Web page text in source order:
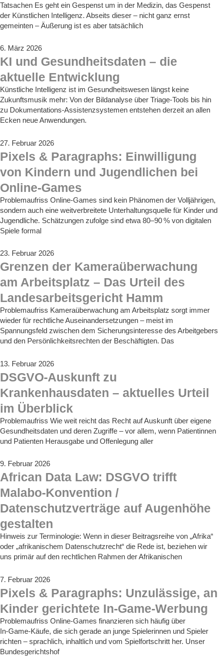
Tatsachen Es geht ein Gespenst um in der Medizin, das Gespenst
der Künstlichen Intelligenz. Abseits dieser – nicht ganz ernst
gemeinten – Äußerung ist es aber tatsächlich
6. März 2026
KI und Gesundheitsdaten – die
aktuelle Entwicklung
Künstliche Intelligenz ist im Gesundheitswesen längst keine
Zukunftsmusik mehr: Von der Bildanalyse über Triage‑Tools bis hin
zu Dokumentations‑Assistenzsystemen entstehen derzeit an allen
Ecken neue Anwendungen.
27. Februar 2026
Pixels & Paragraphs: Einwilligung
von Kindern und Jugendlichen bei
Online-Games
Problemaufriss Online-Games sind kein Phänomen der Volljährigen,
sondern auch eine weitverbreitete Unterhaltungsquelle für Kinder und
Jugendliche. Schätzungen zufolge sind etwa 80–90 % von digitalen
Spiele formal
23. Februar 2026
Grenzen der Kameraüberwachung
am Arbeitsplatz – Das Urteil des
Landesarbeitsgericht Hamm
Problemaufriss Kameraüberwachung am Arbeitsplatz sorgt immer
wieder für rechtliche Auseinandersetzungen – meist im
Spannungsfeld zwischen dem Sicherungsinteresse des Arbeitgebers
und den Persönlichkeitsrechten der Beschäftigten. Das
13. Februar 2026
DSGVO-Auskunft zu
Krankenhausdaten – aktuelles Urteil
im Überblick
Problemaufriss Wie weit reicht das Recht auf Auskunft über eigene
Gesundheitsdaten und deren Zugriffe – vor allem, wenn Patientinnen
und Patienten Herausgabe und Offenlegung aller
9. Februar 2026
African Data Law: DSGVO trifft
Malabo-Konvention /
Datenschutzverträge auf Augenhöhe
gestalten
Hinweis zur Terminologie: Wenn in dieser Beitragsreihe von „Afrika“
oder „afrikanischem Datenschutzrecht“ die Rede ist, beziehen wir
uns primär auf den rechtlichen Rahmen der Afrikanischen
7. Februar 2026
Pixels & Paragraphs: Unzulässige, an
Kinder gerichtete In-Game-Werbung
Problemaufriss Online-Games finanzieren sich häufig über
In‑Game‑Käufe, die sich gerade an junge Spielerinnen und Spieler
richten – sprachlich, inhaltlich und vom Spielfortschritt her. Unser
Bundesgerichtshof